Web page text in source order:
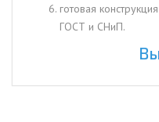
готовая
ГОСТ и СНиП.